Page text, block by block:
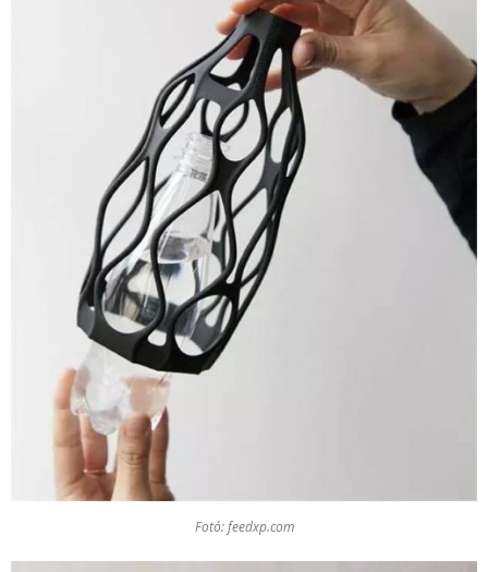
Fotó: feedxp.com